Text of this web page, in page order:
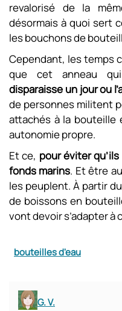
revalorisé de la
désormais à quoi sert
les bouchons de
Cependant, les temps
que cet anneau
disparaisse un jour ou
de personnes militent
attachés à la bouteille
autonomie propre.
Et ce, pour éviter
fonds marins. Et être
les peuplent. À partir
de boissons en
vont devoir s’adapter
bouteilles d'eau
G. V.